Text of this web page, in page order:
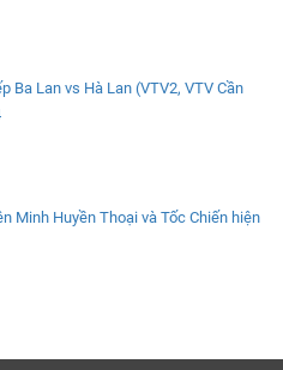
Ba Lan vs Hà Lan (VTV2, VTV Cần
Minh Huyền Thoại và Tốc Chiến hiện